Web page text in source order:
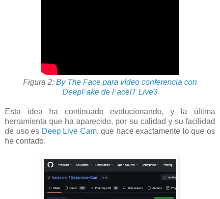
Figura 2: By The Face para vídeo conferencia con
DeepFake de FaceIT Live3
Esta idea ha continuado evolucionando, y la última
herramienta que ha aparecido, por su calidad y su facilidad
de uso es Deep Live Cam, que hace exactamente lo que os
he contado.